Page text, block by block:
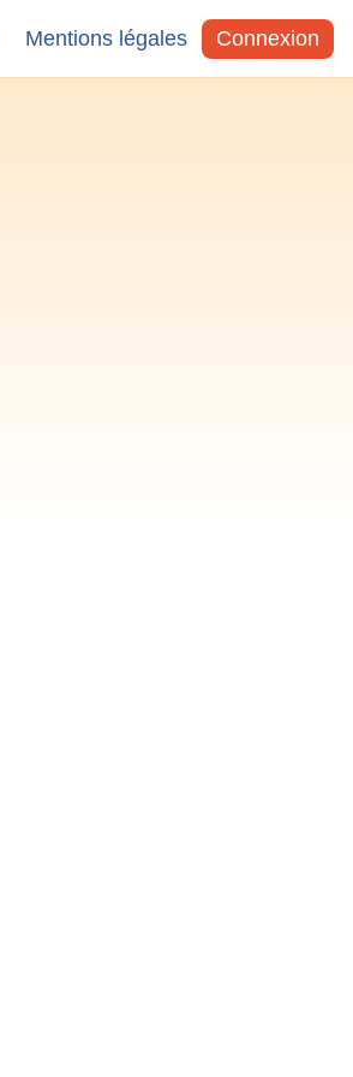
Mentions légales Connexion